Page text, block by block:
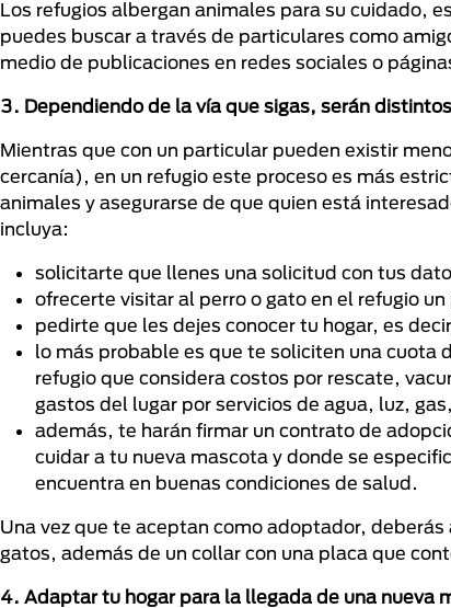
Los refugios albergan animales para su cuidado,
puedes buscar a través de particulares como
medio de publicaciones en redes sociales o
3. Dependiendo de la vía que sigas, serán
Mientras que con un particular pueden existir
cercanía), en un refugio este proceso es más
animales y asegurarse de que quien está
incluya:
solicitarte que llenes una solicitud con tus
ofrecerte visitar al perro o gato en el refugio
pedirte que les dejes conocer tu hogar, es
lo más probable es que te soliciten una cuota
refugio que considera costos por rescate,
gastos del lugar por servicios de agua, luz,
además, te harán firmar un contrato de
cuidar a tu nueva mascota y donde se
encuentra en buenas condiciones de salud.
Una vez que te aceptan como adoptador,
gatos, además de un collar con una placa que
4. Adaptar tu hogar para la llegada de una nueva